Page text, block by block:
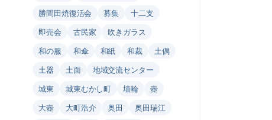
勝間田焼復活会
募集
十二支
即売会
古民家
吹きガラス
和の服
和傘 和紙 和裁
土偶
土器
土面
地域交流センター
城東
城東むかし町 埴輪
壺
大壺
大町浩介 奥田
奥田瑞江